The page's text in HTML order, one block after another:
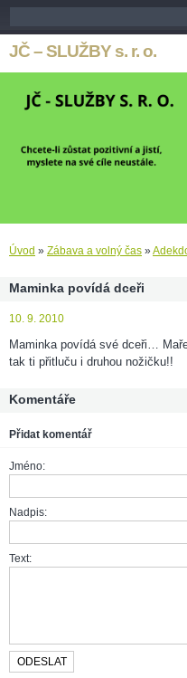
JČ – SLUŽBY s. r. o.
Úvod » Zábava a volný čas »
Maminka povídá dceři
10. 9. 2010
Maminka povídá své dceři…
tak ti přitluču i druhou nožičku!!
Komentáře
Přidat komentář
Jméno:
Nadpis:
Text: